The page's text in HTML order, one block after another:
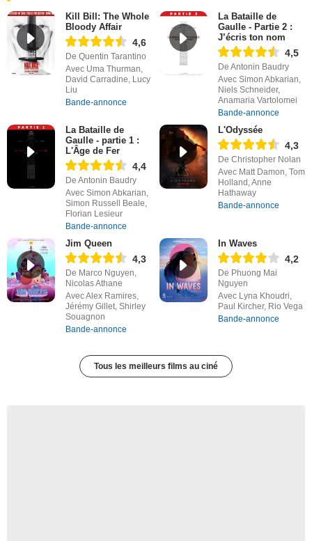
Kill Bill: The Whole
Bloody Affair
4,6
De Quentin Tarantino
Avec Uma Thurman,
David Carradine, Lucy
Liu
Bande-annonce
La Bataille de
Gaulle - Partie 2 :
J’écris ton nom
4,5
De Antonin Baudry
Avec Simon Abkarian,
Niels Schneider,
Anamaria Vartolomei
Bande-annonce
La Bataille de
Gaulle - partie 1 :
L'Âge de Fer
4,4
De Antonin Baudry
Avec Simon Abkarian,
Simon Russell Beale,
Florian Lesieur
Bande-annonce
L'Odyssée
4,3
De Christopher Nolan
Avec Matt Damon, Tom
Holland, Anne
Hathaway
Bande-annonce
Jim Queen
4,3
De Marco Nguyen,
Nicolas Athane
Avec Alex Ramires,
Jérémy Gillet, Shirley
Souagnon
Bande-annonce
In Waves
4,2
De Phuong Mai
Nguyen
Avec Lyna Khoudri,
Paul Kircher, Rio Vega
Bande-annonce
Tous les meilleurs films au ciné